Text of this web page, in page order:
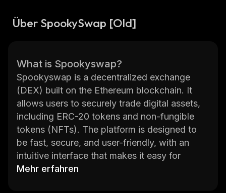
Über SpookySwap [Old]
What is Spookyswap?
Spookyswap is a decentralized exchange
(DEX) built on the Ethereum blockchain. It
allows users to securely trade digital assets,
including ERC-20 tokens and non-fungible
tokens (NFTs). The platform is designed to
be fast, secure, and user-friendly, with an
intuitive interface that makes it easy for
anyone to get started. Spookyswap also
Mehr erfahren